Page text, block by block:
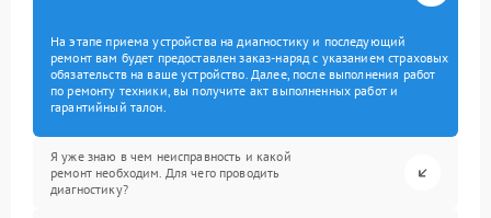
На этапе приема устройства на диагностику и последующий
ремонт вам будет предоставлен заказ-наряд с указанием страховых
обязательств на ваше устройство. Далее, после выполнения работ
по ремонту техники, вы получите акт выполненных работ и
гарантийный талон.
Я уже знаю в чем неисправность и какой
ремонт необходим. Для чего проводить
диагностику?